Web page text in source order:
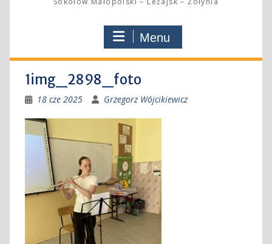
Menu
1img_2898_foto
18 cze 2025 Grzegorz Wójcikiewicz